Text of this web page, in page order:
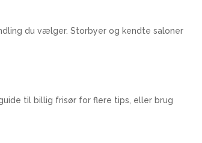
du vælger. Storbyer og kendte saloner
til billig frisør for flere tips, eller brug